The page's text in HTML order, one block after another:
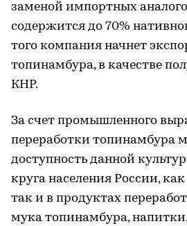
заменой импортных
содержится до 70%
того компания начнет
топинамбура, в качестве
КНР.
За счет промышленного
переработки топинамбура
доступность данной
круга населения России,
так и в продуктах
мука топинамбура,